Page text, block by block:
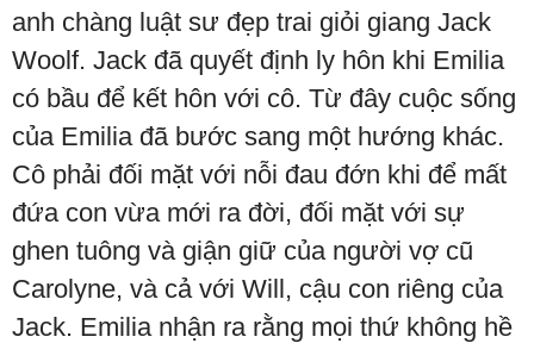
anh chàng luật sư đẹp trai giỏi giang Jack
Woolf. Jack đã quyết định ly hôn khi Emilia
có bầu để kết hôn với cô. Từ đây cuộc sống
của Emilia đã bước sang một hướng khác.
Cô phải đối mặt với nỗi đau đớn khi để mất
đứa con vừa mới ra đời, đối mặt với sự
ghen tuông và giận giữ của người vợ cũ
Carolyne, và cả với Will, cậu con riêng của
Jack. Emilia nhận ra rằng mọi thứ không hề